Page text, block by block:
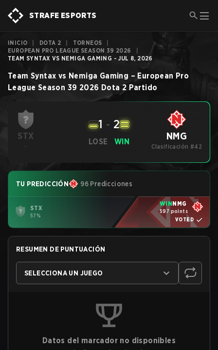
STRAFE ESPORTS
INICIO DOTA 2 TORNEOS
EUROPEAN PRO LEAGUE SEASON 39 2026
TEAM SYNTAX VS NEMIGA GAMING - JUL 8, 2026
Team Syntax vs Nemiga Gaming – European Pro
League Season 39 2026 Dota 2 Partido
STX
-
LOSE
1 - 2
WIN NMG
Clasificación #42
TU PREDICCIÓN 96 Predicciones
STX
57%
WINNMG
597 points
VOTED
RESUMEN DE PUNTUACIÓN
SELECCIONA UN JUEGO
Datos del marcador no disponibles